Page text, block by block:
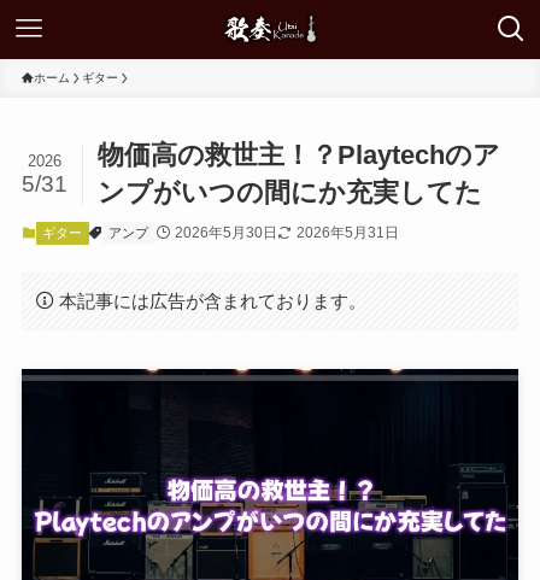
ホーム ギター
物価高の救世主！？Playtechのア
ンプがいつの間にか充実してた
2026
5/31
ギター アンプ 2026年5月30日 2026年5月31日
本記事には広告が含まれております。